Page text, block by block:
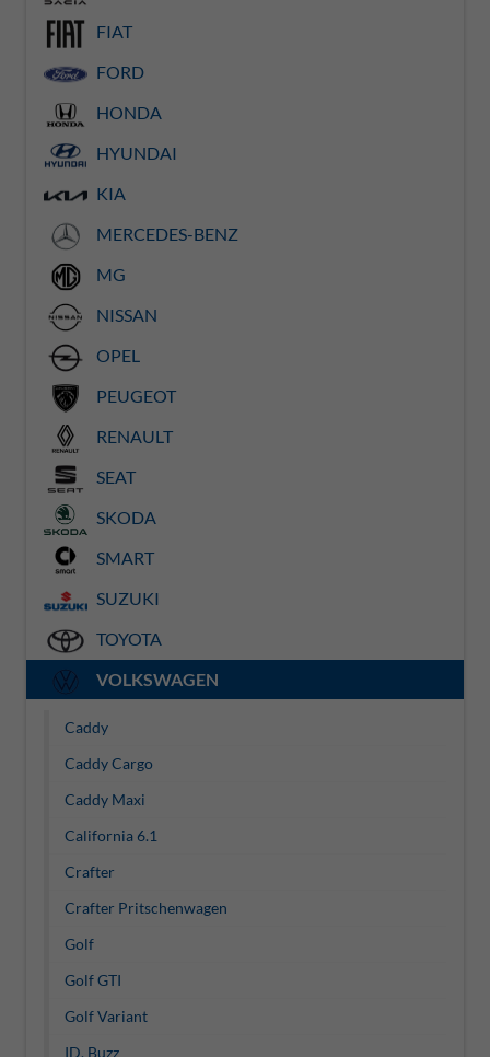
FIAT
FORD
HONDA
HYUNDAI
KIA
MERCEDES-BENZ
MG
NISSAN
OPEL
PEUGEOT
RENAULT
SEAT
SKODA
SMART
SUZUKI
TOYOTA
VOLKSWAGEN
Caddy
Caddy Cargo
Caddy Maxi
California 6.1
Crafter
Crafter Pritschenwagen
Golf
Golf GTI
Golf Variant
ID. Buzz